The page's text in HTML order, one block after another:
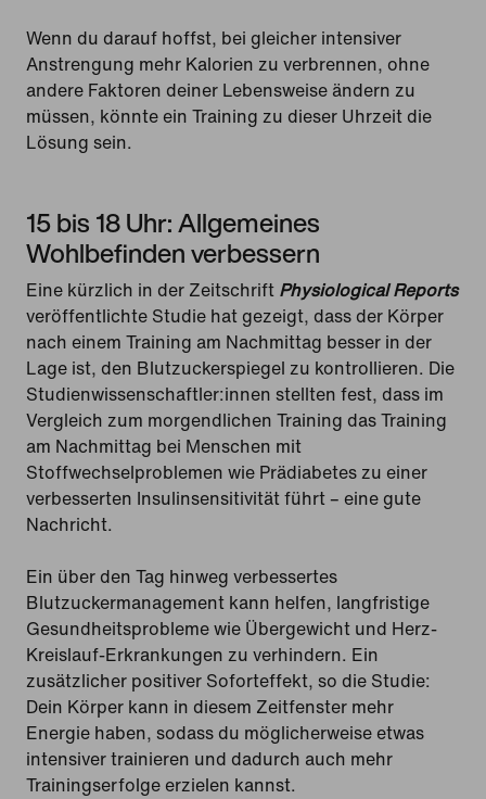
Wenn du darauf hoffst, bei gleicher intensiver
Anstrengung mehr Kalorien zu verbrennen, ohne
andere Faktoren deiner Lebensweise ändern zu
müssen, könnte ein Training zu dieser Uhrzeit die
Lösung sein.
15 bis 18 Uhr: Allgemeines
Wohlbefinden verbessern
Eine kürzlich in der Zeitschrift Physiological Reports
veröffentlichte Studie hat gezeigt, dass der Körper
nach einem Training am Nachmittag besser in der
Lage ist, den Blutzuckerspiegel zu kontrollieren. Die
Studienwissenschaftler:innen stellten fest, dass im
Vergleich zum morgendlichen Training das Training
am Nachmittag bei Menschen mit
Stoffwechselproblemen wie Prädiabetes zu einer
verbesserten Insulinsensitivität führt – eine gute
Nachricht.
Ein über den Tag hinweg verbessertes
Blutzuckermanagement kann helfen, langfristige
Gesundheitsprobleme wie Übergewicht und Herz-
Kreislauf-Erkrankungen zu verhindern. Ein
zusätzlicher positiver Soforteffekt, so die Studie:
Dein Körper kann in diesem Zeitfenster mehr
Energie haben, sodass du möglicherweise etwas
intensiver trainieren und dadurch auch mehr
Trainingserfolge erzielen kannst.